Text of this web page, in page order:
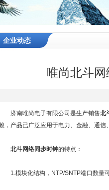
企业动态
唯尚北斗
济南唯尚电子有限公司是生产销售北
，产品已广泛应用于电力、金融、通
北斗网络同步时钟的特点：
1.模块化结构，NTP/SNTP端口数量